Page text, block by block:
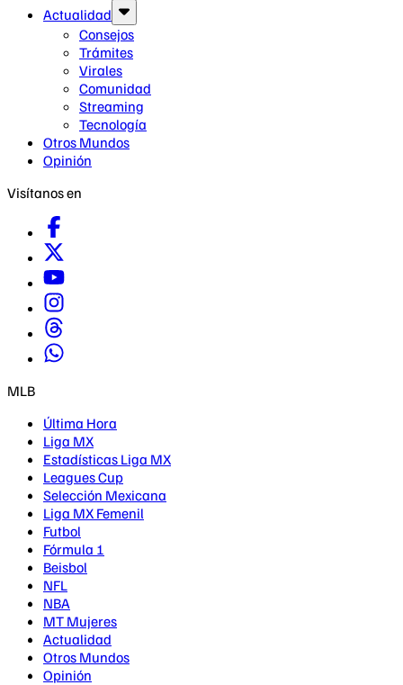
Actualidad
Consejos
Trámites
Virales
Comunidad
Streaming
Tecnología
Otros Mundos
Opinión
Visítanos en
MLB
Última Hora
Liga MX
Estadísticas Liga MX
Leagues Cup
Selección Mexicana
Liga MX Femenil
Futbol
Fórmula 1
Beisbol
NFL
NBA
MT Mujeres
Actualidad
Otros Mundos
Opinión